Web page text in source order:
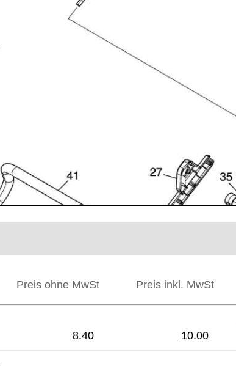
Preis ohne MwSt Preis inkl. MwSt
8.40 10.00